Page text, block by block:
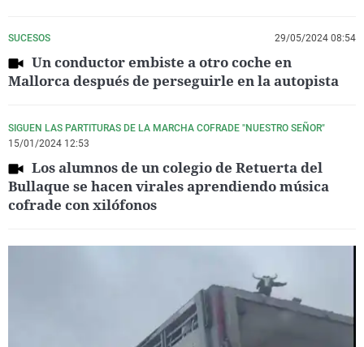
SUCESOS 29/05/2024 08:54
Un conductor embiste a otro coche en
Mallorca después de perseguirle en la autopista
SIGUEN LAS PARTITURAS DE LA MARCHA COFRADE "NUESTRO SEÑOR"
15/01/2024 12:53
Los alumnos de un colegio de Retuerta del
Bullaque se hacen virales aprendiendo música
cofrade con xilófonos